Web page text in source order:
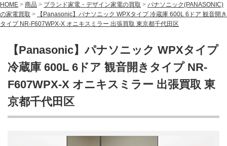
HOME > 商品 > ブランド家電・デザイン家電の買取 > パナソニック(PANASONIC)
の家電買取 >
【Panasonic】パナソニック WPXタイプ 冷蔵庫 600L 6ドア 観音開き
タイプ NR-F607WPX-X オニキスミラー 出張買取 東京都千代田区
【Panasonic】パナソニック WPXタイプ
冷蔵庫 600L 6ドア 観音開きタイプ NR-
F607WPX-X オニキスミラー 出張買取 東
京都千代田区